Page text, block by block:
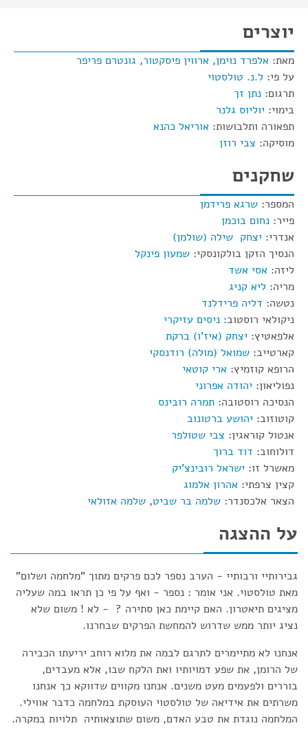
יוצרים
מאת: אלפרד נוימן, ארווין פיסקטור, גונטרם פריפר
על פי: ל.נ. טולסטוי
תרגום: נתן זך
בימוי: יוליוס גלנר
תפאורה ותלבושות: אוריאל כהנא
מוסיקה: צבי רוזן
שחקנים
המספר: שרגא פרידמן
פייר: נחום בוכמן
אנדרי: יצחק שילה (שולמן)
הנסיך הזקן בולקונסקי: שמעון פינקל
ליזה: אסי אשד
מריה: ליא קניג
נטשה: דליה פרידלנד
ניקולאי רוסטוב: ניסים עזיקרי
אלפאטיץ: יצחק (איז'ו) ברקת
קארטייב: שמואל (מולה) רודנסקי
הרופא קוזמיץ: ארי קוטאי
נפוליאון: יהודה אפרוני
הנסיכה רוסטובה: תמרה רובינס
קוטוזוב: יהושע ברטונוב
אנטול קוראגין: צבי שטולפר
דולוחוב: דוד ברוך
מאשרל זו: ישראל רובינצ'יק
קצין צרפתי: אהרון אלמוג
הצאר אלכסנדר: שלמה בר שביט, שלמה אזולאי
על ההצגה
גבירותיי ורבותיי - הערב נספר לכם פרקים מתוך "מלחמה ושלום"
מאת טולסטוי. אני אומר : נספר - ואף על פי כן תראו במה שעליה
מציגים תיאטרון. האם קיימת כאן סתירה ? - לא ! משום שלא
נציג יותר ממש שדרוש להמחשת הפרקים שבחרנו.
אנחנו לא מתיימרים לתרגם לבמה את מלוא רוחב יריעתו הכבירה
של הרומן, את שפע דמויותיו ואת הלקח שבו, אלא מעבדים,
בוררים ולפעמים מעט משנים. אנחנו מקווים שדווקא כך אנחנו
משרתים את אידיאה של טולסטוי העוסקת במלחמה כדבר אווילי.
המלחמה נוגדת את טבע האדם, משום שתוצאותיה תלויות במקרה.